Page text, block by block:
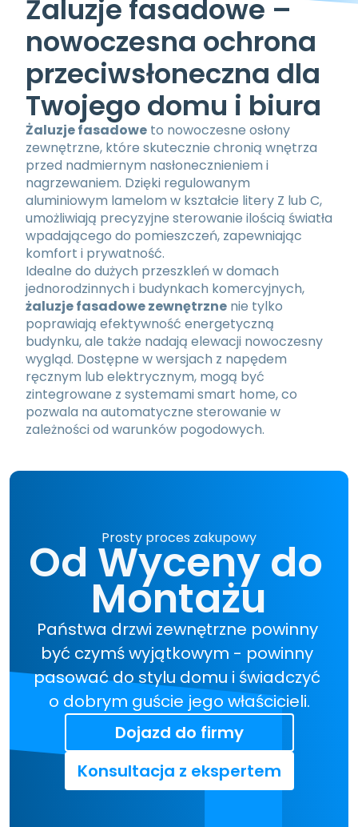
Żaluzje fasadowe –
nowoczesna ochrona
przeciwsłoneczna dla
Twojego domu i biura
Żaluzje fasadowe to nowoczesne osłony
zewnętrzne, które skutecznie chronią wnętrza
przed nadmiernym nasłonecznieniem i
nagrzewaniem. Dzięki regulowanym
aluminiowym lamelom w kształcie litery Z lub C,
umożliwiają precyzyjne sterowanie ilością światła
wpadającego do pomieszczeń, zapewniając
komfort i prywatność.
Idealne do dużych przeszkleń w domach
żaluzje fasadowe zewnętrzne nie tylko
poprawiają efektywność energetyczną
budynku, ale także nadają elewacji nowoczesny
wygląd. Dostępne w wersjach z napędem
ręcznym lub elektrycznym, mogą być
zintegrowane z systemami smart home, co
pozwala na automatyczne sterowanie w
zależności od warunków pogodowych.
Prosty proces zakupowy
Od Wyceny do
Montażu
Państwa drzwi zewnętrzne powinny
być czymś wyjątkowym - powinny
pasować do stylu domu i świadczyć
o dobrym guście jego właścicieli.
Dojazd do firmy
Konsultacja z ekspertem